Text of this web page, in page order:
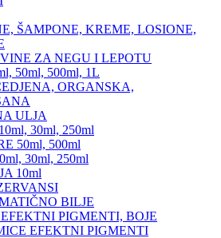
ŠAMPONE, KREME, LOSIONE,
ZA NEGU I LEPOTU
50ml, 500ml, 1L
ORGANSKA,
ULJA
30ml, 250ml
50ml, 500ml
30ml, 250ml
10ml
BILJE
PIGMENTI, BOJE
EFEKTNI PIGMENTI